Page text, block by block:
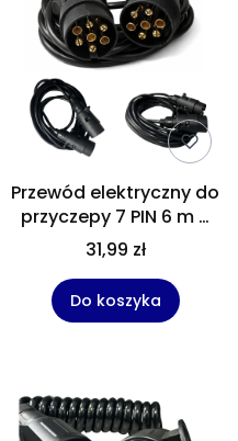
Przewód elektryczny do
przyczepy 7 PIN 6 m –
przedłużacz instalacji
przyczepy, kabel 7-pin
do lawety i przyczepki
31,99 zł
Do koszyka